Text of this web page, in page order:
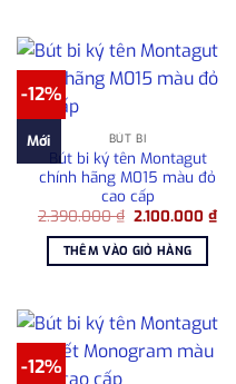
-12%
Mới BÚT BI
Bút bi ký tên Montagut
chính hãng M015 màu đỏ
cao cấp
2.390.000₫ Giá
là:
2.390.000 ₫.
2.100.000₫Giá
hiện
THÊM VÀO GIỎ HÀNG
-12%